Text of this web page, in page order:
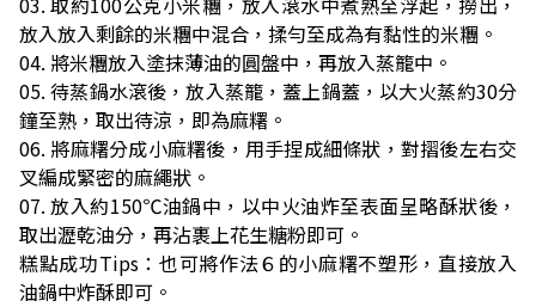
放入放入剩餘的米糰中混合，揉勻至成為有黏性的米糰。
04. 將米糰放入塗抹薄油的圓盤中，再放入蒸籠中。
05. 待蒸鍋水滾後，放入蒸籠，蓋上鍋蓋，以大火蒸約30分
鐘至熟，取出待涼，即為麻糬。
06. 將麻糬分成小麻糬後，用手捏成細條狀，對摺後左右交
叉編成緊密的麻繩狀。
07. 放入約150℃油鍋中，以中火油炸至表面呈略酥狀後，
取出瀝乾油分，再沾裹上花生糖粉即可。
糕點成功Tips：也可將作法６的小麻糬不塑形，直接放入
油鍋中炸酥即可。